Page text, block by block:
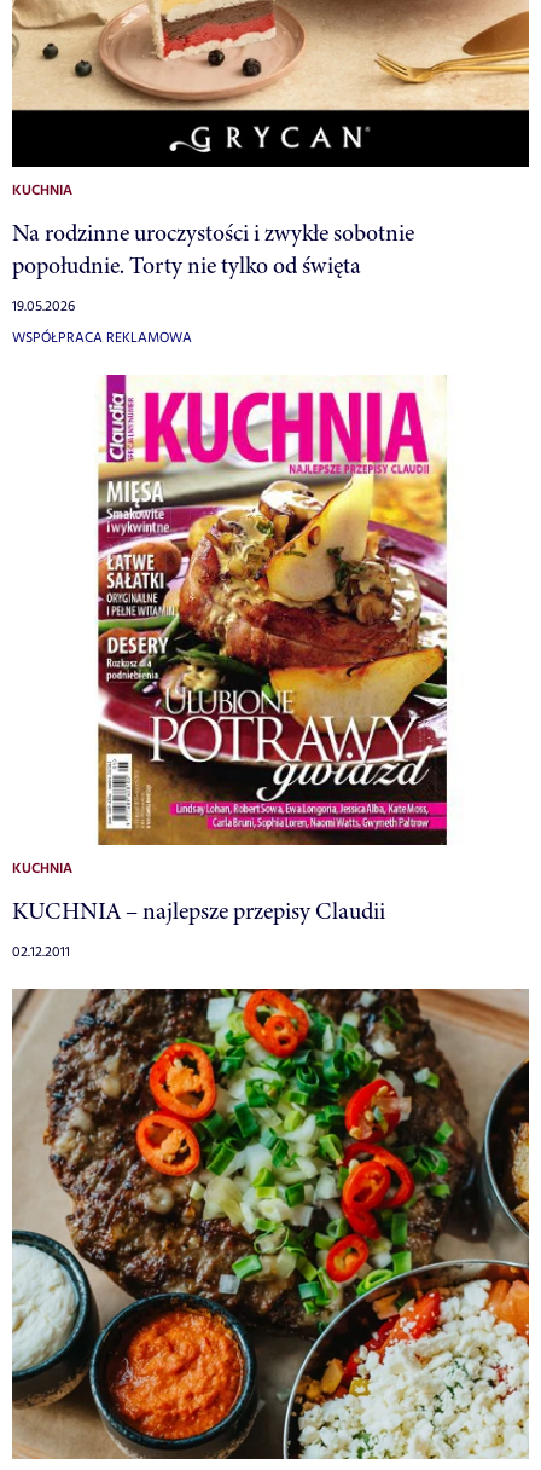
KUCHNIA
Na rodzinne uroczystości i zwykłe sobotnie
popołudnie. Torty nie tylko od święta
19.05.2026
WSPÓŁPRACA REKLAMOWA
KUCHNIA
KUCHNIA – najlepsze przepisy Claudii
02.12.2011